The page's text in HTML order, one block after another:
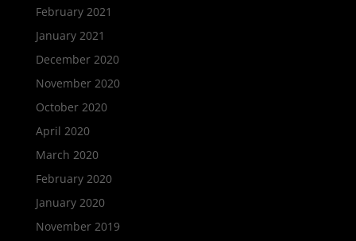
February 2021
January 2021
December 2020
November 2020
October 2020
April 2020
March 2020
February 2020
January 2020
November 2019